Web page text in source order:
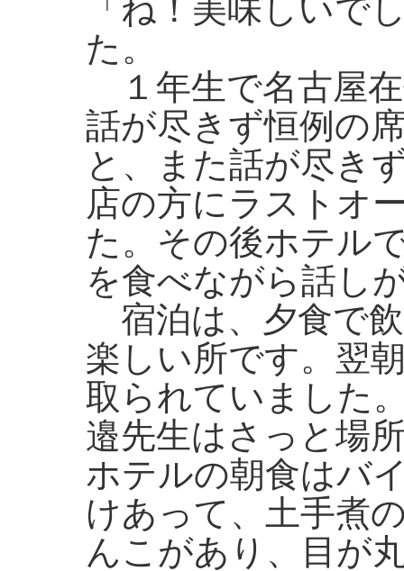
「ね！美味しいで
た。
１年生で名古屋
話が尽きず恒例の
と、また話が尽き
店の方にラストオ
た。その後ホテル
を食べながら話し
宿泊は、夕食で
楽しい所です。翌
取られていました
邉先生はさっと場
ホテルの朝食はバ
けあって、土手煮
んこがあり、目が